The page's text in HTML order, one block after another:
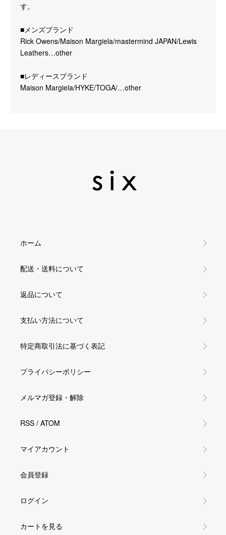
す。
■メンズブランド
Rick Owens/Maison Margiela/mastermind JAPAN/Lewis
Leathers…other
■レディースブランド
Maison Margiela/HYKE/TOGA/…other
ホーム
配送・送料について
返品について
支払い方法について
特定商取引法に基づく表記
プライバシーポリシー
メルマガ登録・解除
RSS / ATOM
マイアカウント
会員登録
ログイン
カートを見る